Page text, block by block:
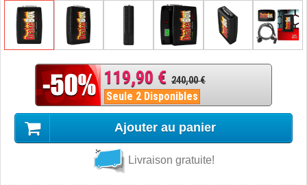
119,90 € 240,00 €
Seule 2 Disponibles
Ajouter au panier
Livraison gratuite!